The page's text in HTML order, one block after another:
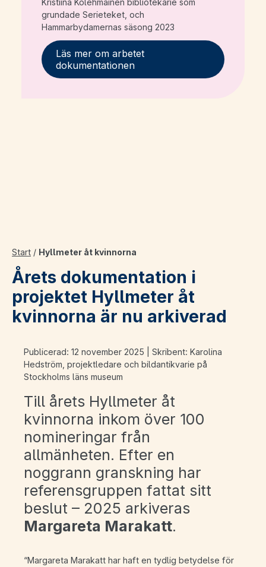
Kristiina Kolehmainen bibliotekarie som
grundade Serieteket, och
Hammarbydamernas säsong 2023
Läs mer om arbetet
dokumentationen
Start / Hyllmeter åt kvinnorna
Årets dokumentation i
projektet Hyllmeter åt
kvinnorna är nu arkiverad
Publicerad: 12 november 2025 | Skribent: Karolina
Hedström, projektledare och bildantikvarie på
Stockholms läns museum
Till årets Hyllmeter åt
kvinnorna inkom över 100
nomineringar från
allmänheten. Efter en
noggrann granskning har
referensgruppen fattat sitt
beslut – 2025 arkiveras
Margareta Marakatt.
“Margareta Marakatt har haft en tydlig betydelse för